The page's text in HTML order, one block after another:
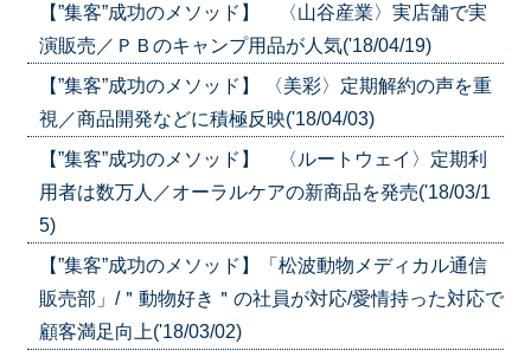
【”集客”成功のメソッド】 〈山谷産業〉実店舗で実
演販売／ＰＢのキャンプ用品が人気('18/04/19)
【”集客”成功のメソッド】 〈美彩〉定期解約の声を重
視／商品開発などに積極反映('18/04/03)
【”集客”成功のメソッド】 〈ルートウェイ〉定期利
用者は数万人／オーラルケアの新商品を発売('18/03/1
5)
【”集客”成功のメソッド】「松波動物メディカル通信
販売部」/＂動物好き＂の社員が対応/愛情持った対応で
顧客満足向上('18/03/02)